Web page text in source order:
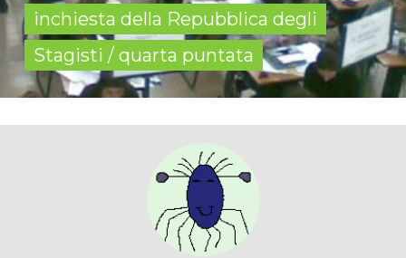
inchiesta della Repubblica degli
Stagisti / quarta puntata